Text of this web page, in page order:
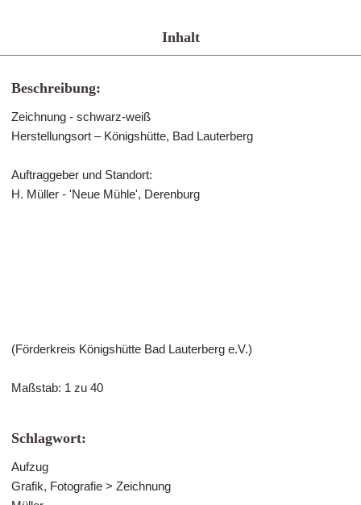
Inhalt
Beschreibung:
Zeichnung - schwarz-weiß
Herstellungsort – Königshütte, Bad Lauterberg
Auftraggeber und Standort:
H. Müller - 'Neue Mühle', Derenburg
(Förderkreis Königshütte Bad Lauterberg e.V.)
Maßstab: 1 zu 40
Schlagwort:
Aufzug
Grafik, Fotografie > Zeichnung